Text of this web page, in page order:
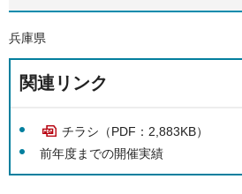
兵庫県
関連リンク
チラシ（PDF：2,883KB）
前年度までの開催実績